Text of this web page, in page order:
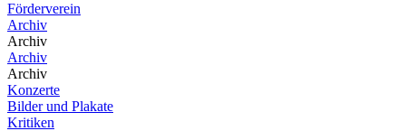
Förderverein
Archiv
Archiv
Archiv
Archiv
Konzerte
Bilder und Plakate
Kritiken